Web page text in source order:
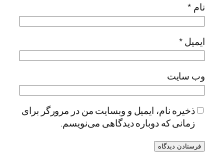
نام *
ایمیل*
وب‌ سایت
ذخیره نام، ایمیل و وبسایت من در مرورگر برای
زمانی که دوباره دیدگاهی می‌نویسم.